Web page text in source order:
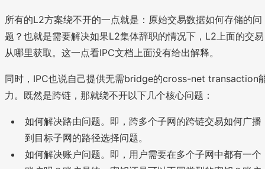
所有的L2方案绕不开的一点就是：原始交易数据如何存储的问
题？也就是需要解决如果L2集体辞职的情况下，L2上面的交易
从哪里获取。这一点看IPC文档上面没有给出解释。
同时，IPC也说自己提供无需bridge的cross-net transaction
力。既然是跨链，那就绕不开以下几个核心问题：
如何解决路由问题。即，跨多个子网的跨链交易如何广播
到目标子网的路径选择问题。
如何解决账户问题。即，用户需要在多个子网中都有一个